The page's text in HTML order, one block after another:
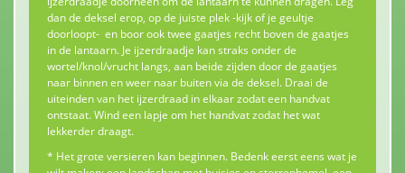
dan de deksel erop, op de juiste plek -kijk of je geultje
doorloopt- en boor ook twee gaatjes recht boven de gaatjes
in de lantaarn. Je ijzerdraadje kan straks onder de
wortel/knol/vrucht langs, aan beide zijden door de gaatjes
naar binnen en weer naar buiten via de deksel. Draai de
uiteinden van het ijzerdraad in elkaar zodat een handvat
ontstaat. Wind een lapje om het handvat zodat het wat
lekkerder draagt.
* Het grote versieren kan beginnen. Bedenk eerst eens wat je